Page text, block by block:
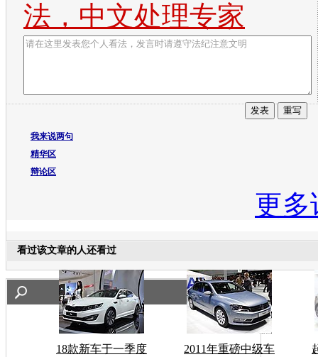
法，中文处理专家
我来说两句
精华区
辩论区
更多
看过该文章的人还看过
18款新车于一季度
2011年重磅中级车